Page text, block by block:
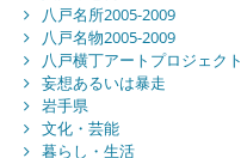
八戸名所2005-2009
八戸名物2005-2009
八戸横丁アートプロジェクト
妄想あるいは暴走
岩手県
文化・芸能
暮らし・生活